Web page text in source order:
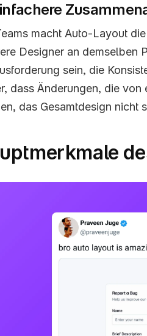
macht Auto-Layout
Designer an demselben
sein, die
dass Änderungen, die
das Gesamtdesign nicht